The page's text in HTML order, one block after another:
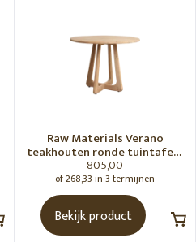
Raw Materials Verano
teakhouten ronde tuintafel -
Ø100 cm
805,00
of 268,33 in 3 termijnen
Bekijk product